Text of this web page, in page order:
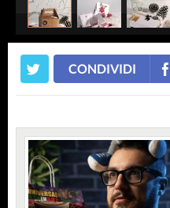
CONDIVIDI